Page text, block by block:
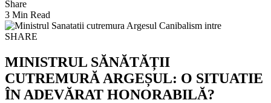
Share
3 Min Read
SHARE
MINISTRUL SĂNĂTĂȚII
CUTREMURĂ ARGEȘUL: O SITUATIE
ÎN ADEVĂRAT HONORABILĂ?